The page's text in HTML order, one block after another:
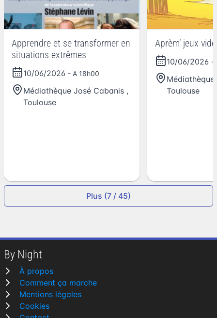
Apprendre et se transformer en
situations extrêmes
10/06/2026 - A 18h00
Médiathèque José Cabanis ,
Toulouse
Aprèm’ jeux
10/06/2026 -
Toulouse
Plus (7 / 45)
By Night
À propos
Comment ça marche
Mentions légales
Cookies